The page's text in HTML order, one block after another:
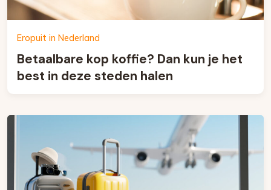
Eropuit in Nederland
Betaalbare kop koffie? Dan kun je het
best in deze steden halen